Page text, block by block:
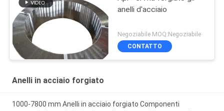
anelli d'acciaio
Negoziabile MOQ:Negoziabile
CONTATTO
Anelli in acciaio forgiato
1000-7800 mm Anelli in acciaio forgiato Componenti